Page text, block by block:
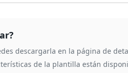
descargarla en la página de
de la plantilla están